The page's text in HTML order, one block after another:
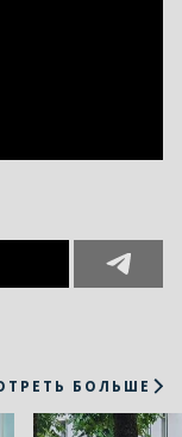
БОЛЬШЕ